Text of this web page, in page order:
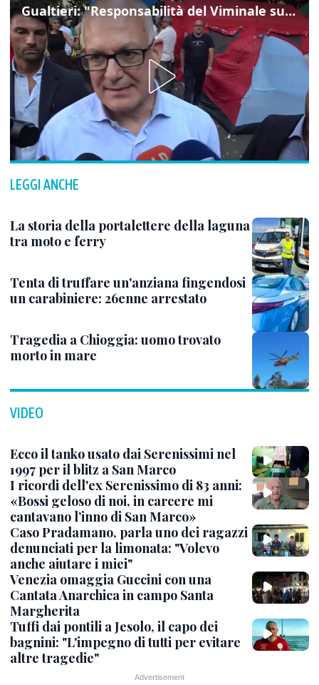
Gualtieri: "Responsabilità del Viminale su Spin Time? La posizione dei partiti è nota"
LEGGI ANCHE
La storia della portalettere della laguna
tra moto e ferry
Tenta di truffare un'anziana fingendosi
un carabiniere: 26enne arrestato
Tragedia a Chioggia: uomo trovato
morto in mare
VIDEO
Ecco il tanko usato dai Serenissimi nel
1997 per il blitz a San Marco
I ricordi dell'ex Serenissimo di 83 anni:
«Bossi geloso di noi, in carcere mi
cantavano l’inno di San Marco»
Caso Pradamano, parla uno dei ragazzi
denunciati per la limonata: "Volevo
anche aiutare i miei"
Venezia omaggia Guccini con una
Cantata Anarchica in campo Santa
Margherita
Tuffi dai pontili a Jesolo, il capo dei
bagnini: "L'impegno di tutti per evitare
altre tragedie"